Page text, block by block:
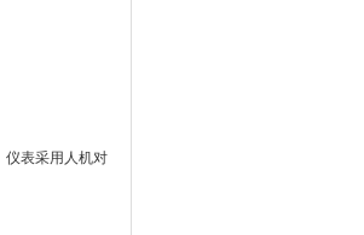
表采用人机对